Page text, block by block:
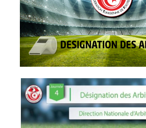
-Ligue III-